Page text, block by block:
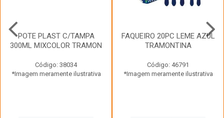
POTE PLAST C/TAMPA
300ML MIXCOLOR TRAMON
Código: 38034
*Imagem meramente ilustrativa
FAQUEIRO 20PC LEME AZUL
TRAMONTINA
Código: 46791
*Imagem meramente ilustrativa